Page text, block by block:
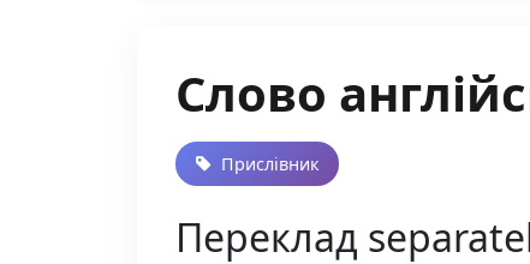
Слово
Прислівник
Переклад